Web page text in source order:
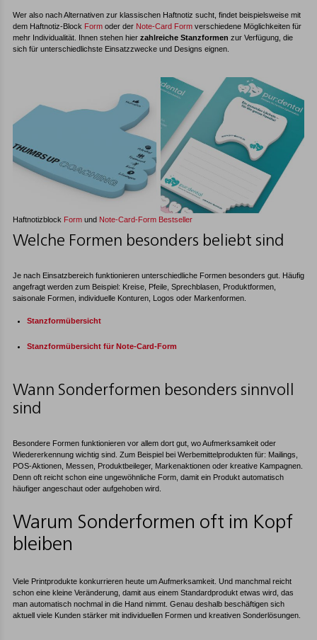
Wer also nach Alternativen zur klassischen Haftnotiz sucht, findet beispielsweise mit
dem Haftnotiz-Block Form oder der Note-Card Form verschiedene Möglichkeiten für
mehr Individualität. Ihnen stehen hier zahlreiche Stanzformen zur Verfügung, die
sich für unterschiedlichste Einsatzzwecke und Designs eignen.
Haftnotizblock Form und Note-Card-Form Bestseller
Welche Formen besonders beliebt sind
Je nach Einsatzbereich funktionieren unterschiedliche Formen besonders gut. Häufig
angefragt werden zum Beispiel: Kreise, Pfeile, Sprechblasen, Produktformen,
saisonale Formen, individuelle Konturen, Logos oder Markenformen.
Stanzformübersicht
Stanzformübersicht für Note-Card-Form
Wann Sonderformen besonders sinnvoll
sind
Besondere Formen funktionieren vor allem dort gut, wo Aufmerksamkeit oder
Wiedererkennung wichtig sind. Zum Beispiel bei Werbemittelprodukten für: Mailings,
POS-Aktionen, Messen, Produktbeileger, Markenaktionen oder kreative Kampagnen.
Denn oft reicht schon eine ungewöhnliche Form, damit ein Produkt automatisch
häufiger angeschaut oder aufgehoben wird.
Warum Sonderformen oft im Kopf
bleiben
Viele Printprodukte konkurrieren heute um Aufmerksamkeit. Und manchmal reicht
schon eine kleine Veränderung, damit aus einem Standardprodukt etwas wird, das
man automatisch nochmal in die Hand nimmt. Genau deshalb beschäftigen sich
aktuell viele Kunden stärker mit individuellen Formen und kreativen Sonderlösungen.